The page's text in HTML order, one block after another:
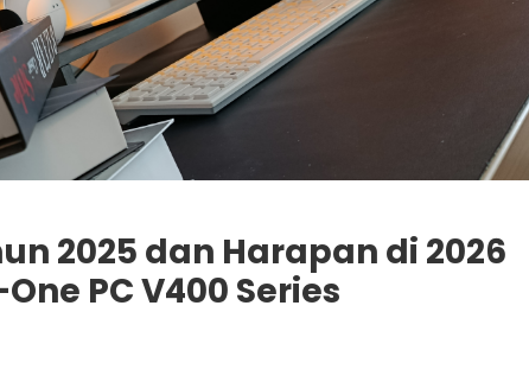
2025 dan Harapan di 2026
PC V400 Series